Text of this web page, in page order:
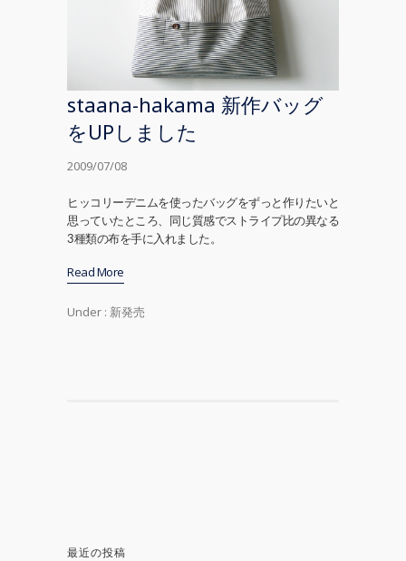
staana-hakama 新作バッグ
をUPしました
2009/07/08
ヒッコリーデニムを使ったバッグをずっと作りたいと
思っていたところ、同じ質感でストライプ比の異なる
3種類の布を手に入れました。
Read More
Under : 新発売
最近の投稿